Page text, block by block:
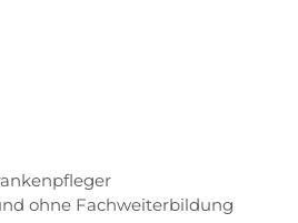
ohne Fachweiterbildung